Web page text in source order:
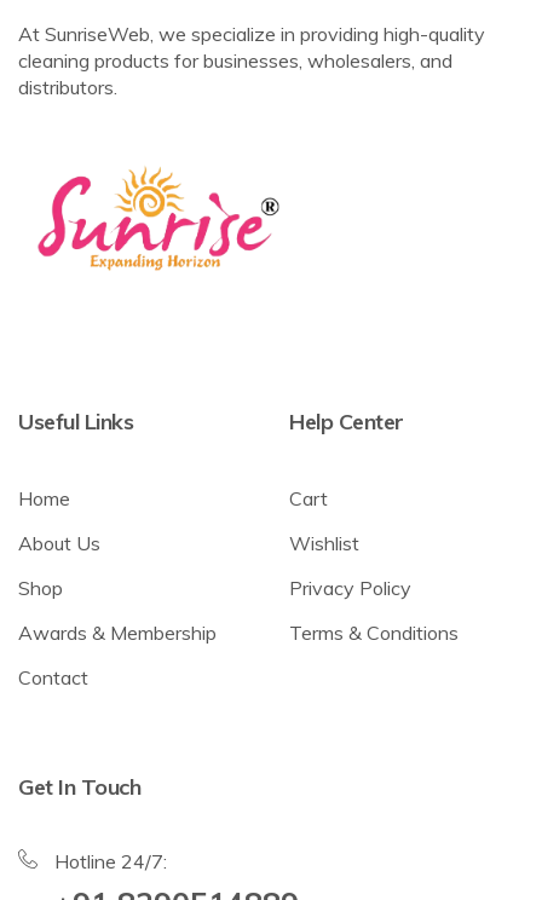
At SunriseWeb, we specialize in providing high-quality
cleaning products for businesses, wholesalers, and
distributors.
Useful Links
Home
About Us
Shop
Awards & Membership
Contact
Help Center
Cart
Wishlist
Privacy Policy
Terms & Conditions
Get In Touch
Hotline 24/7: